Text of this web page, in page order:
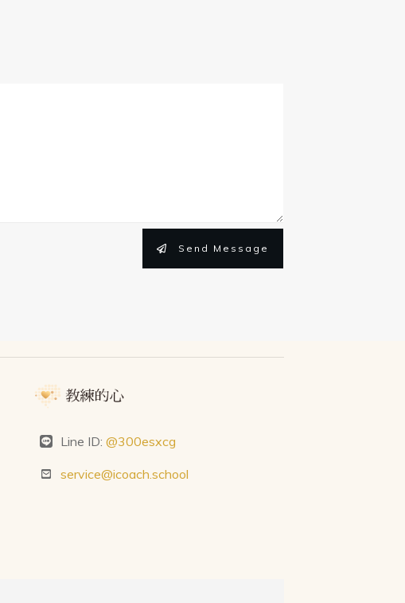
Send Message
Line ID:@300esxcg
service@icoach.school